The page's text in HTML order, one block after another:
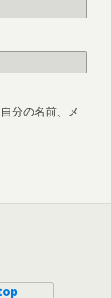
分の名前、メ